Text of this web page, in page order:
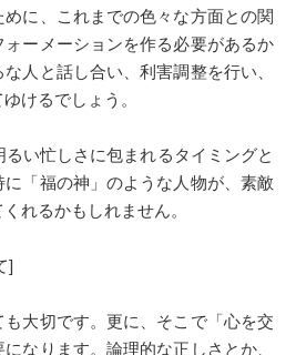
に、これまでの色々な方面との関
ーメーションを作る必要があるか
人と話し合い、利害調整を行い、
けるでしょう。
い忙しさに包まれるタイミングと
「福の神」のような人物が、素敵
れるかもしれません。
]
も大切です。更に、そこで「心を交
なります。論理的な正しさとか、